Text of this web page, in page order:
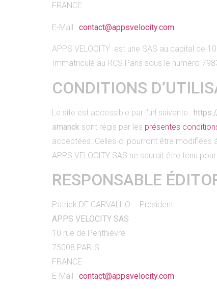
FRANCE
E-Mail : contact@appsvelocity.com
APPS VELOCITY est une SAS au capital de
Immatriculé au RCS Paris sous le numéro
CONDITIONS
Le site est accessible par l’url suivante :
smanck sont régis par les présentes
acceptées. Celles-ci pourront être modifiées
APPS VELOCITY SAS ne saurait être tenu
RESPONSABLE
Patrick DE CARVALHO – Président
APPS VELOCITY SAS
10 rue de Penthièvre
75008 PARIS
FRANCE
E-Mail : contact@appsvelocity.com